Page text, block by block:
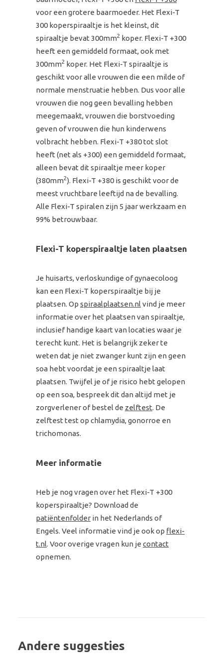
voor een grotere baarmoeder. Het Flexi-T
300 koperspiraaltje is het kleinst, dit
spiraaltje bevat 300mm2 koper. Flexi-T +300
heeft een gemiddeld formaat, ook met
300mm2 koper. Het Flexi-T spiraaltje is
geschikt voor alle vrouwen die een milde of
normale menstruatie hebben. Dus voor alle
vrouwen die nog geen bevalling hebben
meegemaakt, vrouwen die borstvoeding
geven of vrouwen die hun kinderwens
volbracht hebben. Flexi-T +380 tot slot
heeft (net als +300) een gemiddeld formaat,
alleen bevat dit spiraaltje meer koper
(380mm2). Flexi-T +380 is geschikt voor de
meest vruchtbare leeftijd na de bevalling.
Alle Flexi-T spiralen zijn 5 jaar werkzaam en
99% betrouwbaar.
Flexi-T koperspiraaltje laten plaatsen
Je huisarts, verloskundige of gynaecoloog
kan een Flexi-T koperspiraaltje bij je
plaatsen. Op spiraalplaatsen.nl vind je meer
informatie over het plaatsen van spiraaltje,
inclusief handige kaart van locaties waar je
terecht kunt. Het is belangrijk zeker te
weten dat je niet zwanger kunt zijn en geen
soa hebt voordat je een spiraaltje laat
plaatsen. Twijfel je of je risico hebt gelopen
op een soa, bespreek dit dan altijd met je
zorgverlener of bestel de zelftest. De
zelftest test op chlamydia, gonorroe en
trichomonas.
Meer informatie
Heb je nog vragen over het Flexi-T +300
koperspiraaltje? Download de
patiëntenfolder in het Nederlands of
Engels. Veel informatie vind je ook op flexi-
t.nl. Voor overige vragen kun je contact
opnemen.
Andere suggesties